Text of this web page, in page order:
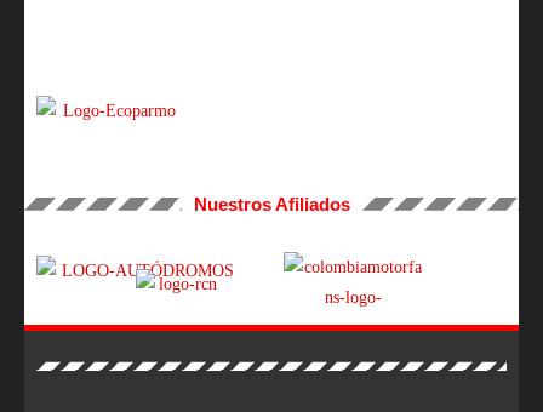
Nuestros Afiliados